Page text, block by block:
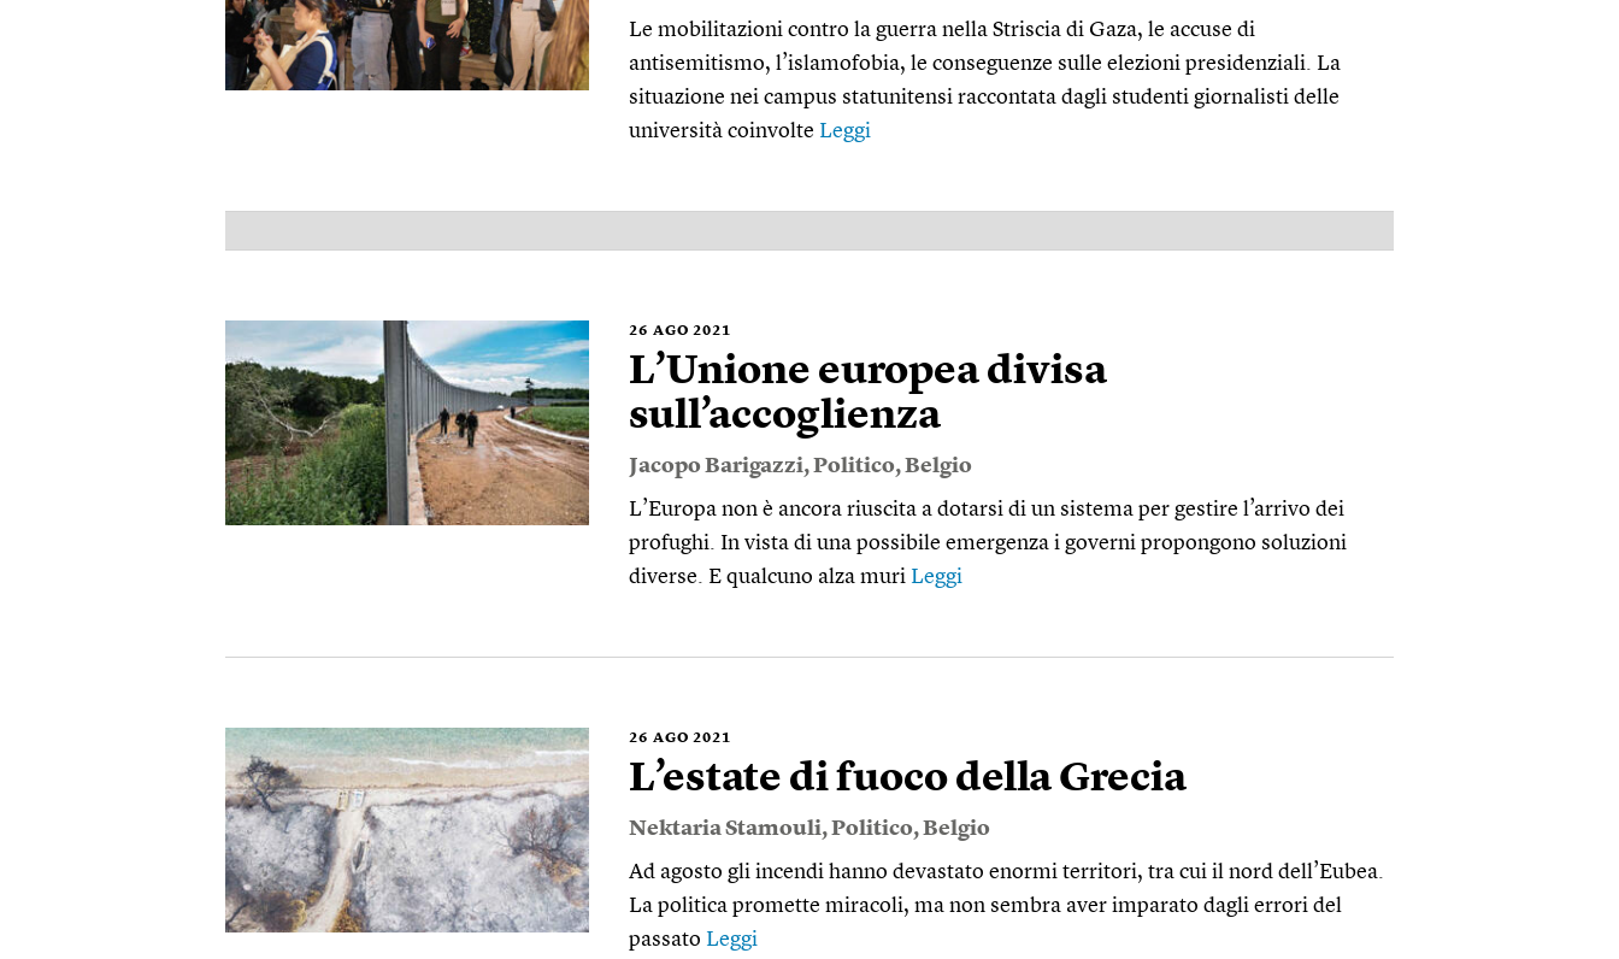
Le mobilitazioni contro la guerra nella Striscia di Gaza, le accuse di
antisemitismo, l’islamofobia, le conseguenze sulle elezioni presidenziali. La
situazione nei campus statunitensi raccontata dagli studenti giornalisti delle
università coinvolte Leggi
26 AGO 2021
L’Unione europea divisa
sull’accoglienza
Jacopo Barigazzi,Politico,Belgio
L’Europa non è ancora riuscita a dotarsi di un sistema per gestire l’arrivo dei
profughi. In vista di una possibile emergenza i governi propongono soluzioni
diverse. E qualcuno alza muri Leggi
26 AGO 2021
L’estate di fuoco della Grecia
Nektaria Stamouli,Politico,Belgio
Ad agosto gli incendi hanno devastato enormi territori, tra cui il nord dell’Eubea.
La politica promette miracoli, ma non sembra aver imparato dagli errori del
passato Leggi